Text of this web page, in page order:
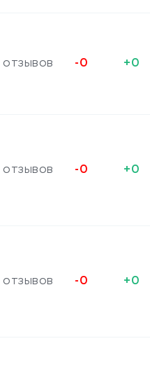
отзывов -0 +0
отзывов -0 +0
отзывов -0 +0